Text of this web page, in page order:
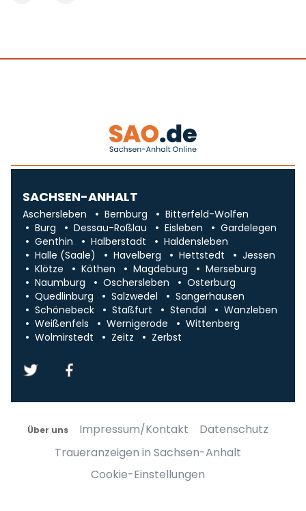
SACHSEN-ANHALT
Aschersleben Bernburg
Bitterfeld-Wolfen
Burg
Dessau-Roßlau Eisleben
Gardelegen
Genthin
Halberstadt
Haldensleben
Halle (Saale)
Havelberg Hettstedt
Jessen
Klötze
Köthen Magdeburg
Merseburg
Naumburg
Oschersleben
Osterburg
Quedlinburg
Salzwedel
Sangerhausen
Schönebeck
Staßfurt Stendal
Wanzleben
Weißenfels
Wernigerode
Wittenberg
Wolmirstedt
Zeitz Zerbst
Über uns Impressum/Kontakt
Datenschutz
Traueranzeigen in Sachsen-Anhalt
Cookie-Einstellungen